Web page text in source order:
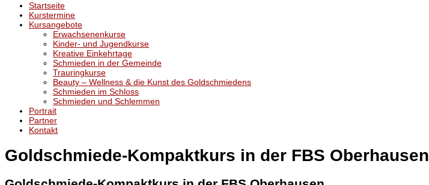
Startseite
Kurstermine
Kursangebote
Erwachsenenkurse
Kinder- und Jugendkurse
Kreative Einkehrtage
Schmieden in der Gemeinde
Trauringkurse
Beauty – Wellness & die Kunst des Goldschmiedens
Schmieden im Schloss
Schmieden und Schlemmen
Portrait
Partner
Kontakt
Goldschmiede-Kompaktkurs in der FBS Oberhausen